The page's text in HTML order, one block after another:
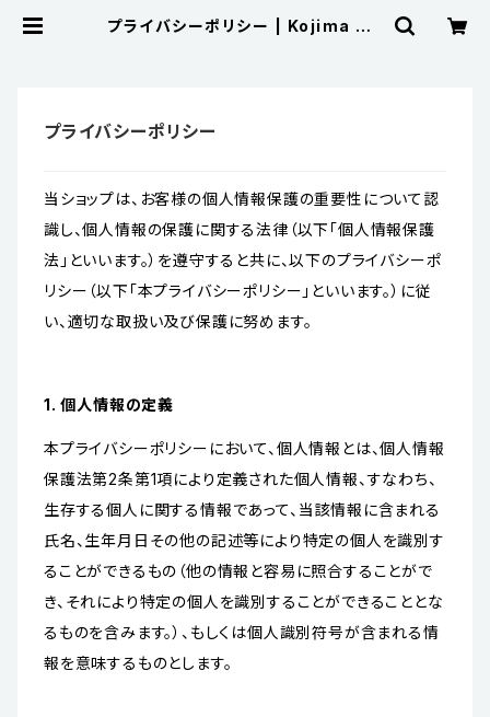
プライバシーポリシー | Kojima Me
プライバシーポリシー
当ショップは、お客様の個人情報保護の重要性について認
識し、個人情報の保護に関する法律（以下「個人情報保護
法」といいます。）を遵守すると共に、以下のプライバシーポ
リシー（以下「本プライバシーポリシー」といいます。）に従
い、適切な取扱い及び保護に努めます。
1. 個人情報の定義
本プライバシーポリシーにおいて、個人情報とは、個人情報
保護法第2条第1項により定義された個人情報、すなわち、
生存する個人に関する情報であって、当該情報に含まれる
氏名、生年月日その他の記述等により特定の個人を識別す
ることができるもの（他の情報と容易に照合することがで
き、それにより特定の個人を識別することができることとな
るものを含みます。）、もしくは個人識別符号が含まれる情
報を意味するものとします。